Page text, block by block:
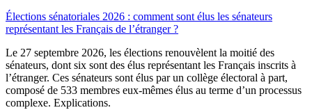
Élections sénatoriales 2026 : comment sont élus les sénateurs
représentant les Français de l’étranger ?
Le 27 septembre 2026, les élections renouvèlent la moitié des
sénateurs, dont six sont des élus représentant les Français inscrits à
l’étranger. Ces sénateurs sont élus par un collège électoral à part,
composé de 533 membres eux-mêmes élus au terme d’un processus
complexe. Explications.